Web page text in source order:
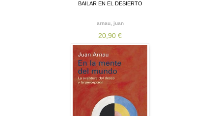
BAILAR EN EL DESIERTO
arnau, juan
20,90 €